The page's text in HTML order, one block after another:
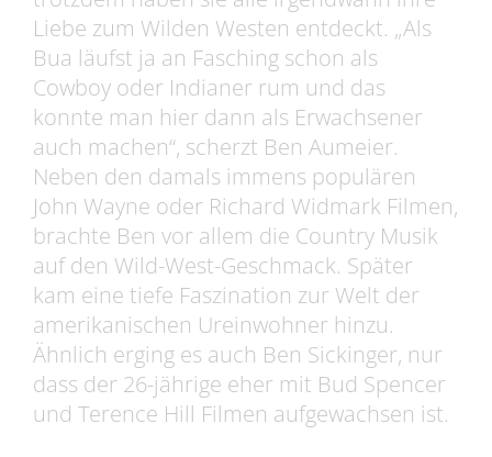
Liebe zum Wilden Westen entdeckt. „Als
Bua läufst ja an Fasching schon als
Cowboy oder Indianer rum und das
konnte man hier dann als Erwachsener
auch machen“, scherzt Ben Aumeier.
Neben den damals immens populären
John Wayne oder Richard Widmark Filmen,
brachte Ben vor allem die Country Musik
auf den Wild-West-Geschmack. Später
kam eine tiefe Faszination zur Welt der
amerikanischen Ureinwohner hinzu.
Ähnlich erging es auch Ben Sickinger, nur
dass der 26-jährige eher mit Bud Spencer
und Terence Hill Filmen aufgewachsen ist.